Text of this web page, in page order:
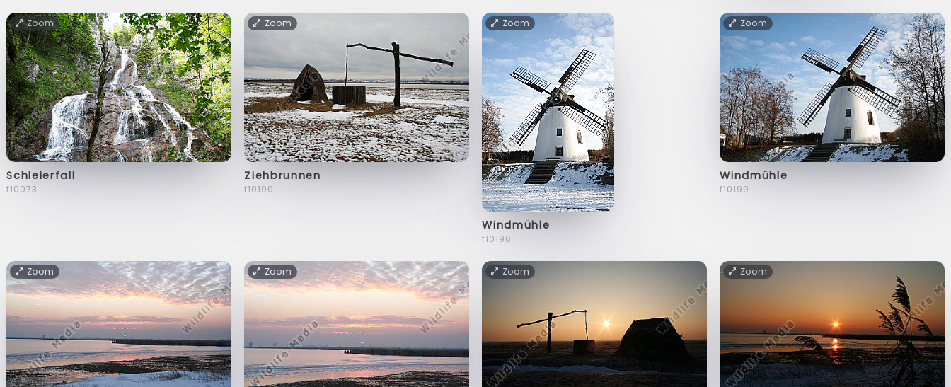
Zoom
Schleierfall
f10073
Zoom
Ziehbrunnen
f10190
Zoom
Windmühle
f10196
Zoom
Windmühle
f10199
Zoom Zoom Zoom Zoom